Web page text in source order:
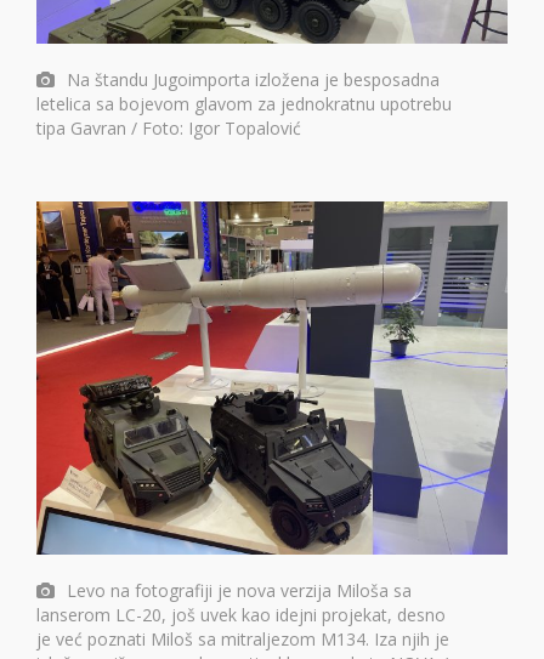
Na štandu Jugoimporta izložena je besposadna
letelica sa bojevom glavom za jednokratnu upotrebu
tipa Gavran / Foto: Igor Topalović
Levo na fotografiji je nova verzija Miloša sa
lanserom LC-20, još uvek kao idejni projekat, desno
je već poznati Miloš sa mitraljezom M134. Iza njih je